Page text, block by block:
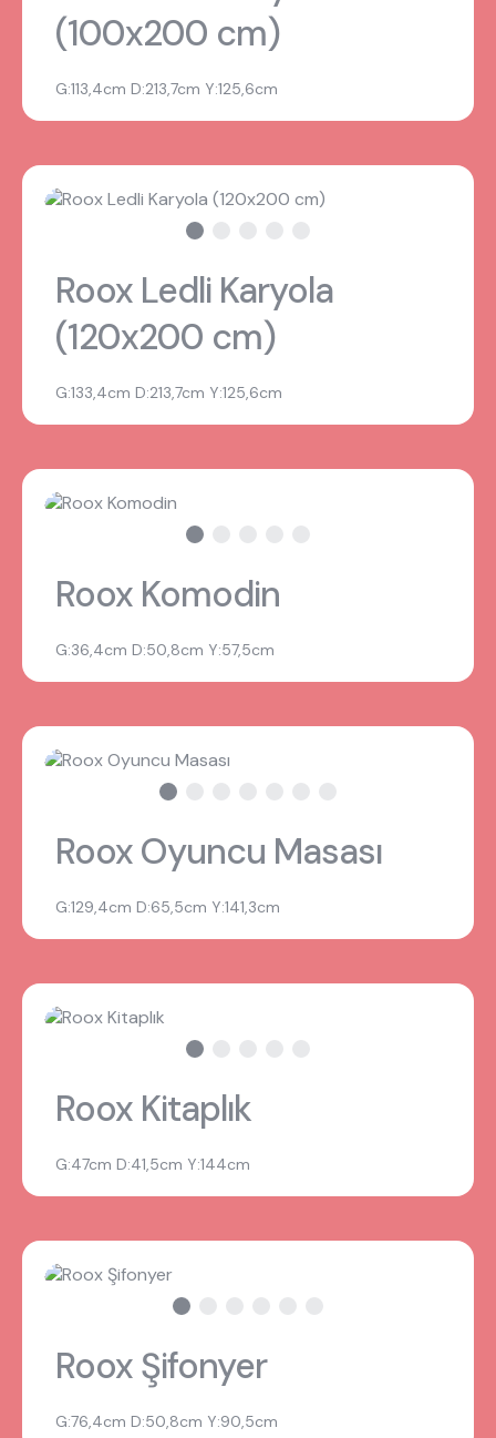
(100x200 cm)
G:113,4cm D:213,7cm Y:125,6cm
Roox Ledli Karyola
(120x200 cm)
G:133,4cm D:213,7cm Y:125,6cm
Roox Komodin
G:36,4cm D:50,8cm Y:57,5cm
Roox Oyuncu Masası
G:129,4cm D:65,5cm Y:141,3cm
Roox Kitaplık
G:47cm D:41,5cm Y:144cm
Roox Şifonyer
G:76,4cm D:50,8cm Y:90,5cm